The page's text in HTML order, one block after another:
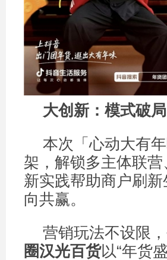
大创新：模式破
本次「心动大有
架，解锁多主体联
新实践帮助商户刷
向共赢。
营销玩法不设限
圈汉光百货以“年货